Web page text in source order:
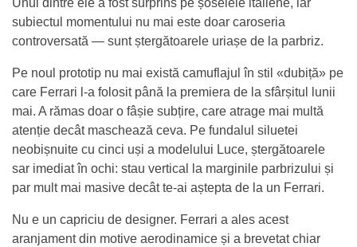
Unul dintre ele a fost surprins pe șoselele italiene, iar
subiectul momentului nu mai este doar caroseria
controversată — sunt ștergătoarele uriașe de la parbriz.
Pe noul prototip nu mai există camuflajul în stil «dubiță» pe
care Ferrari l-a folosit până la premiera de la sfârșitul lunii
mai. A rămas doar o fâșie subțire, care atrage mai multă
atenție decât maschează ceva. Pe fundalul siluetei
neobișnuite cu cinci uși a modelului Luce, ștergătoarele
sar imediat în ochi: stau vertical la marginile parbrizului și
par mult mai masive decât te-ai aștepta de la un Ferrari.
Nu e un capriciu de designer. Ferrari a ales acest
aranjament din motive aerodinamice și a brevetat chiar